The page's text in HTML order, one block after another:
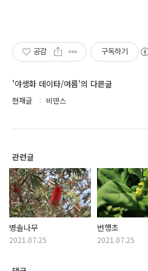
공감 구독하기
'야생화 데이타/여름'의 다른글
현재글 비덴스
관련글
병솔나무
2021.07.25
번행초
2021.07.25